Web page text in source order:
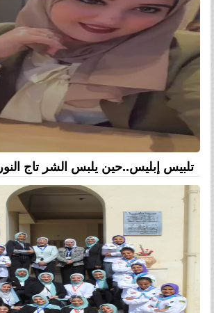
تلبيس إبليس..حين يلبس الشر تاج النور